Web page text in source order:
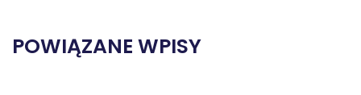
POWIĄZANE WPISY